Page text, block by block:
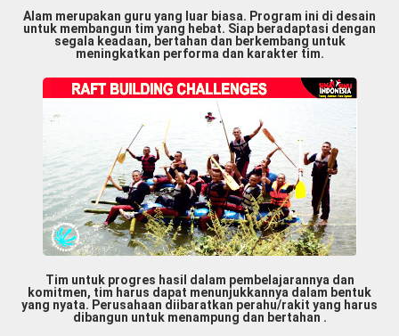
Alam merupakan guru yang luar biasa. Program ini di desain
untuk membangun tim yang hebat. Siap beradaptasi dengan
segala keadaan, bertahan dan berkembang untuk
meningkatkan performa dan karakter tim.
Tim untuk progres hasil dalam pembelajarannya dan
komitmen, tim harus dapat menunjukkannya dalam bentuk
yang nyata. Perusahaan diibaratkan perahu/rakit yang harus
dibangun untuk menampung dan bertahan .